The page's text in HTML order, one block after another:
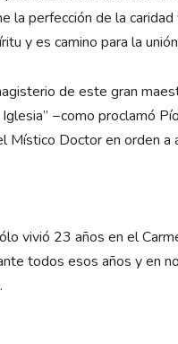
la perfección de la
y es camino para la
de este gran
−como proclamó
Doctor en orden a
vivió 23 años en el
todos esos años y en